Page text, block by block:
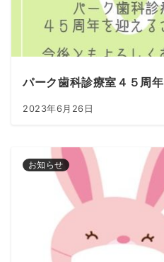
パーク歯科診療室４５周年
2023年6月26日
お知らせ